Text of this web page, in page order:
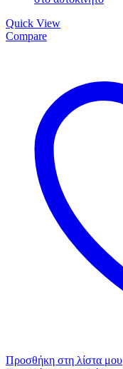
Quick View
Compare
Προσθήκη στη λίστα μου